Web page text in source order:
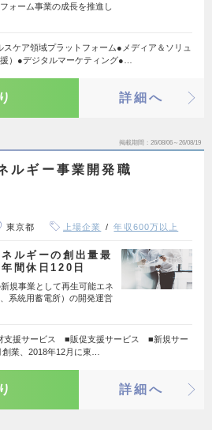
ォーム事業の成長を推進し
スケア領域プラットフォーム●メディア＆ソリュ
）●デジタルマーケティング●…
詳細へ
掲載期間 26/08/06～26/08/19
ルギー事業開発職
東京都 上場企業 年収600万以上
ルギーの創出量最
間休日120日
規事業として再生可能エネ
系統用蓄電所）の開発運営
支援サービス ■販促支援サービス ■新規サー
業、2018年12月に東…
詳細へ